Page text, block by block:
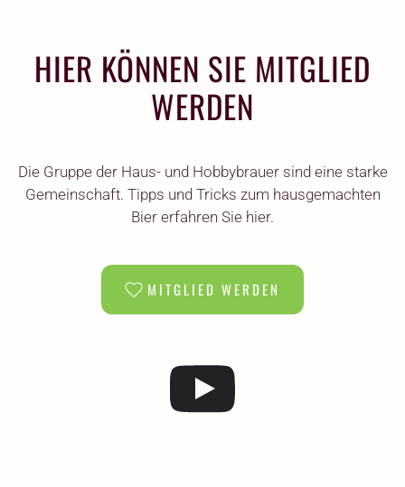
HIER KÖNNEN SIE MITGLIED
WERDEN
Die Gruppe der Haus- und Hobbybrauer sind eine starke
Gemeinschaft. Tipps und Tricks zum hausgemachten
Bier erfahren Sie hier.
MITGLIED WERDEN